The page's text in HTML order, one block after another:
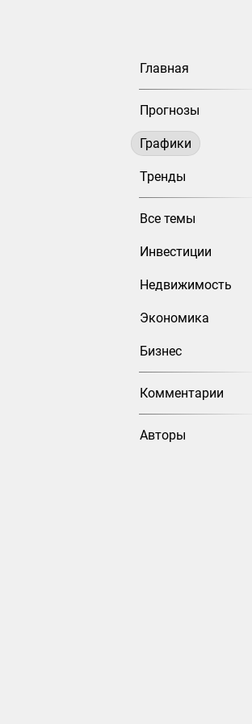
Главная
Прогнозы
Графики
Тренды
Все темы
Инвестиции
Недвижимость
Экономика
Бизнес
Комментарии
Авторы